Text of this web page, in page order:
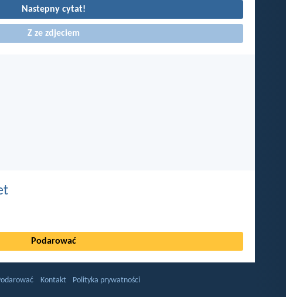
Nastepny cytat!
Z ze zdjeciem
Podarować
Kontakt Polityka prywatności